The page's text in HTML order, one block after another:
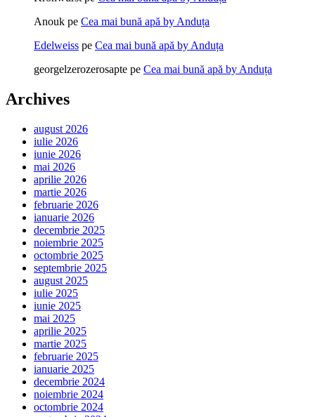
Anouk pe Cea mai bună apă by Anduța
Edelweiss pe Cea mai bună apă by Anduța
georgelzerozerosapte pe Cea mai bună apă by Anduța
Archives
august 2026
iulie 2026
iunie 2026
mai 2026
aprilie 2026
martie 2026
februarie 2026
ianuarie 2026
decembrie 2025
noiembrie 2025
octombrie 2025
septembrie 2025
august 2025
iulie 2025
iunie 2025
mai 2025
aprilie 2025
martie 2025
februarie 2025
ianuarie 2025
decembrie 2024
noiembrie 2024
octombrie 2024